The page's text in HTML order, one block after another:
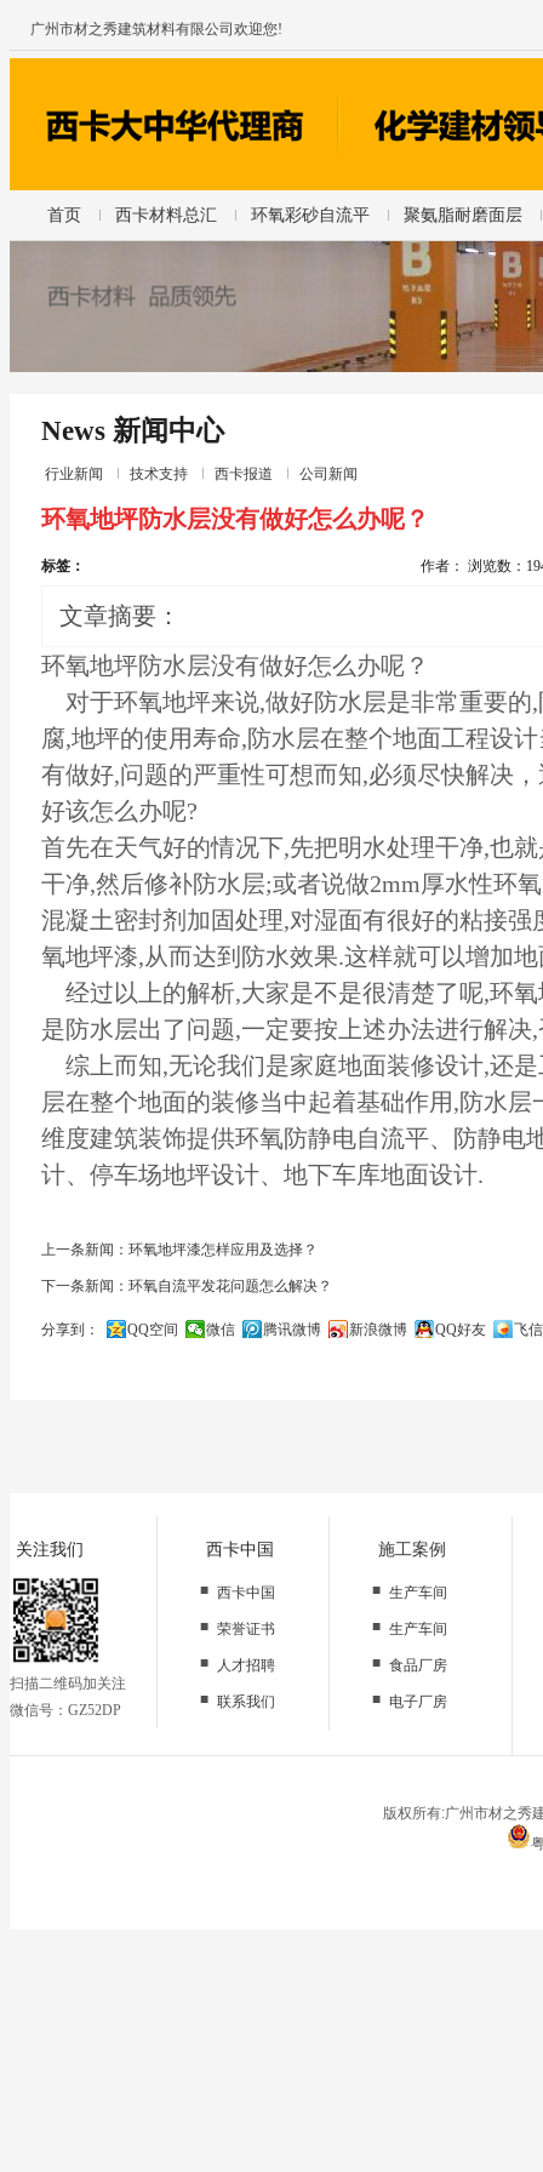
广州市材之秀建筑材料有限公司欢迎您!
首页 西卡材料总汇 环氧彩砂自流平 聚氨脂耐磨面层
News 新闻中心
行业新闻 技术支持 西卡报道 公司新闻
环氧地坪防水层没有做好怎么办呢？
标签： 作者： 浏览数：
文章摘要：
环氧地坪防水层没有做好怎么办呢？
对于环氧地坪来说,做好防水层是非常重要的
腐,地坪的使用寿命,防水层在整个地面工程设
有做好,问题的严重性可想而知,必须尽快解决
好该怎么办呢?
首先在天气好的情况下,先把明水处理干净,也
干净,然后修补防水层;或者说做2mm厚水性环
混凝土密封剂加固处理,对湿面有很好的粘接
氧地坪漆,从而达到防水效果.这样就可以增加
经过以上的解析,大家是不是很清楚了呢,环
是防水层出了问题,一定要按上述办法进行解决
综上而知,无论我们是家庭地面装修设计,还
层在整个地面的装修当中起着基础作用,防水
维度建筑装饰提供环氧防静电自流平、防静电
计、 停车场地坪设计、地下车库地面设计.
上一条新闻：环氧地坪漆怎样应用及选择？
下一条新闻：环氧自流平发花问题怎么解决？
分享到： QQ空间 微信 腾讯微博 新浪微博 QQ好友
飞信
关注我们
扫描二维码加关注
微信号：GZ52DP
西卡中国
■ 西卡中国
■ 荣誉证书
■
人才招聘
■ 联系我们
施工案例
■ 生产车间
■ 生产车间
■ 食品厂房
■ 电子厂房
停车场
版权所有:广州市材之